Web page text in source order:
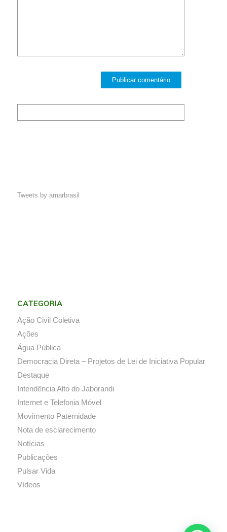
Tweets by amarbrasil
CATEGORIA
Ação Civil Coletiva
Ações
Água Pública
Democracia Direta – Projetos de Lei de Iniciativa Popular
Destaque
Intendência Alto do Jaborandi
Internet e Telefonia Móvel
Movimento Paternidade
Nota de esclarecimento
Notícias
Publicações
Pulsar Vida
Vídeos